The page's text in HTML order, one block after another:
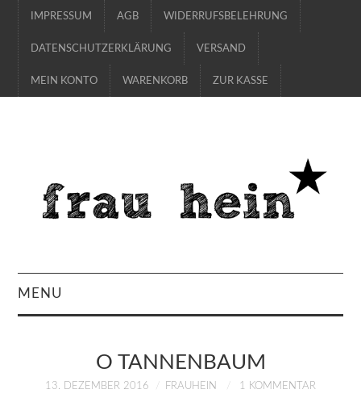
IMPRESSUM AGB WIDERRUFSBELEHRUNG
DATENSCHUTZERKLÄRUNG VERSAND
MEIN KONTO WARENKORB ZUR KASSE
MENU
O TANNENBAUM
13. DEZEMBER 2016 FRAUHEIN 1 KOMMENTAR